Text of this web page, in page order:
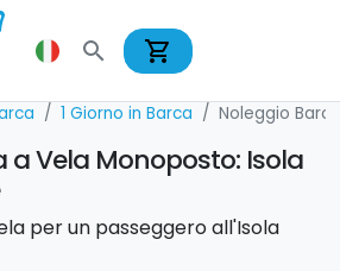
search shopping_cart
1 Giorno in Barca Noleggio
a Vela Monoposto: Isola
per un passeggero all'Isola